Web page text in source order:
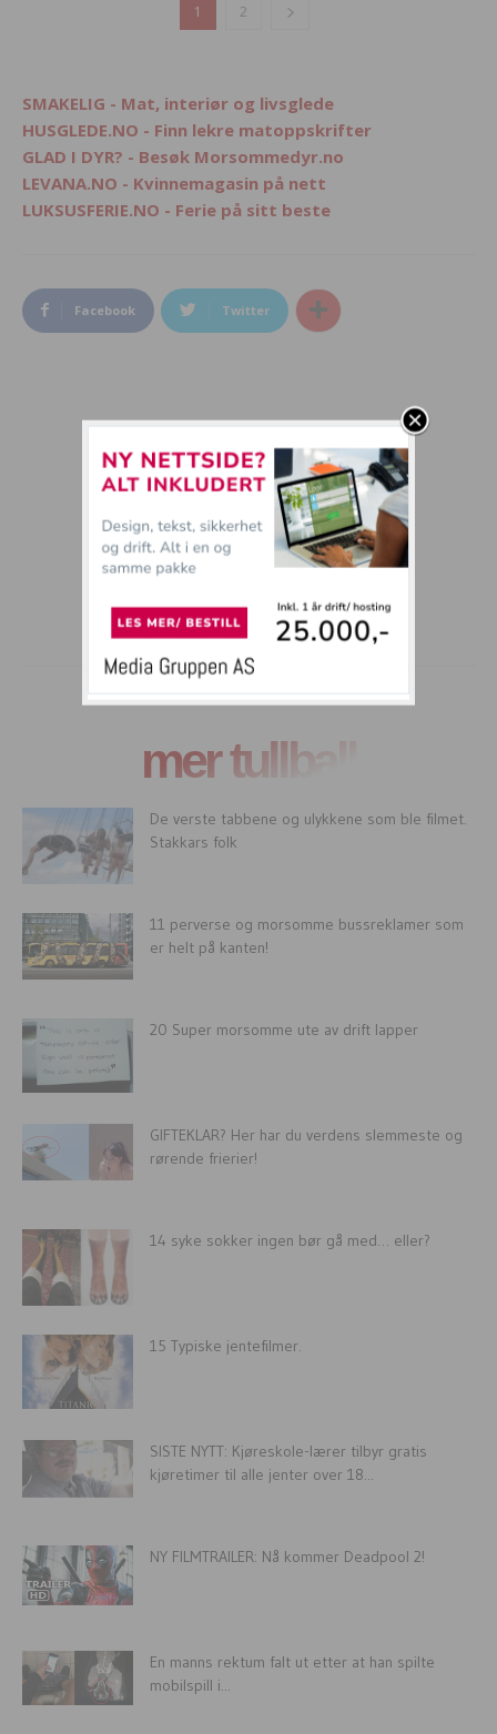
1 2
SMAKELIG - Mat, interiør og livsglede
HUSGLEDE.NO - Finn lekre matoppskrifter
GLAD I DYR? - Besøk Morsommedyr.no
LEVANA.NO - Kvinnemagasin på nett
LUKSUSFERIE.NO - Ferie på sitt beste
Facebook Twitter
mer tullball
De verste tabbene og ulykkene som ble filmet.
Stakkars folk
11 perverse og morsomme bussreklamer som
er helt på kanten!
20 Super morsomme ute av drift lapper
GIFTEKLAR? Her har du verdens slemmeste og
rørende frierier!
14 syke sokker ingen bør gå med… eller?
15 Typiske jentefilmer.
SISTE NYTT: Kjøreskole-lærer tilbyr gratis
kjøretimer til alle jenter over 18...
NY FILMTRAILER: Nå kommer Deadpool 2!
En manns rektum falt ut etter at han spilte
mobilspill i...